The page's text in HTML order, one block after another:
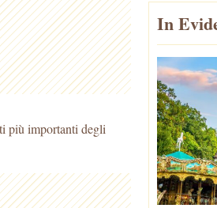
più importanti degli
In